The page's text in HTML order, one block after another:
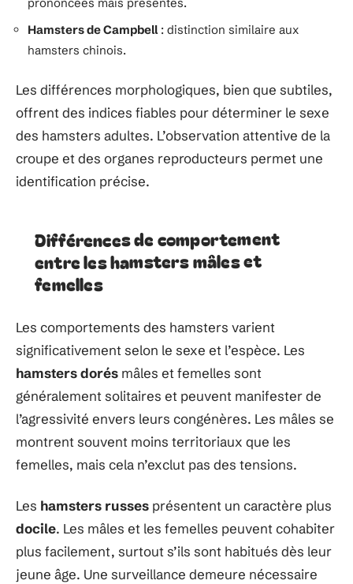
Hamsters de Campbell : distinction similaire aux
hamsters chinois.
Les différences morphologiques, bien que subtiles,
offrent des indices fiables pour déterminer le sexe
des hamsters adultes. L’observation attentive de la
croupe et des organes reproducteurs permet une
identification précise.
Différences de comportement
entre les hamsters mâles et
femelles
Les comportements des hamsters varient
significativement selon le sexe et l’espèce. Les
hamsters dorés mâles et femelles sont
généralement solitaires et peuvent manifester de
l’agressivité envers leurs congénères. Les mâles se
montrent souvent moins territoriaux que les
femelles, mais cela n’exclut pas des tensions.
Les hamsters russes présentent un caractère plus
docile. Les mâles et les femelles peuvent cohabiter
plus facilement, surtout s’ils sont habitués dès leur
jeune âge. Une surveillance demeure nécessaire